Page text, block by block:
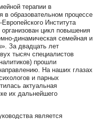
терапии в
в образовательном процессе
Института
цикл повышения
динамическая семейная и
За двадцать лет
тысяч специалистов
прошли
На наших глазах
и парных
актуальная
их дальнейшего
является